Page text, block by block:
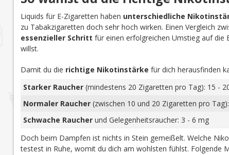
Liquids für E-Zigaretten haben unterschiedliche
zu Tabakzigaretten doch sehr hoch wirken. Einen Vergleich
essenzieller Schritt für einen erfolgreichen Umstieg auf die
willst.
Damit du die richtige Nikotinstärke für dich herausfinden
Starker Raucher(mindestens 20 Zigaretten pro Tag): 15 -
Normaler Raucher(zwischen 10 und 20 Zigaretten pro
Schwache Raucherund Gelegenheitsraucher: 3 - 6 mg
Doch beim Dampfen ist nichts in Stein gemeißelt. Welche
testest in Ruhe, womit du dich am wohlsten fühlst. Folgende